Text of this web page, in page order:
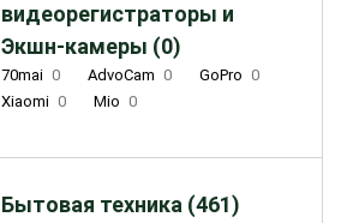
видеорегистраторы и
Экшн-камеры (0)
70mai 0 AdvoCam 0 GoPro 0
Xiaomi 0 Mio 0
Бытовая техника (461)